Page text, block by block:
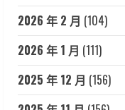
2026 年 2 月 (104)
2026 年 1 月 (111)
2025 年 12 月 (156)